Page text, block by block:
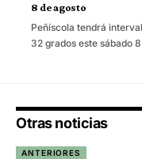
8 de agosto
Peñíscola tendrá
32 grados este sábado
Otras noticias
ANTERIORES